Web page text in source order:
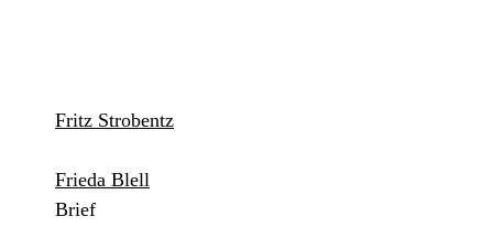
Fritz Strobentz
Frieda Blell
Brief